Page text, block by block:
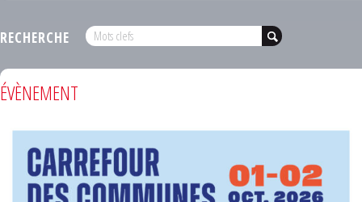
RECHERCHE
ÉVÈNEMENT